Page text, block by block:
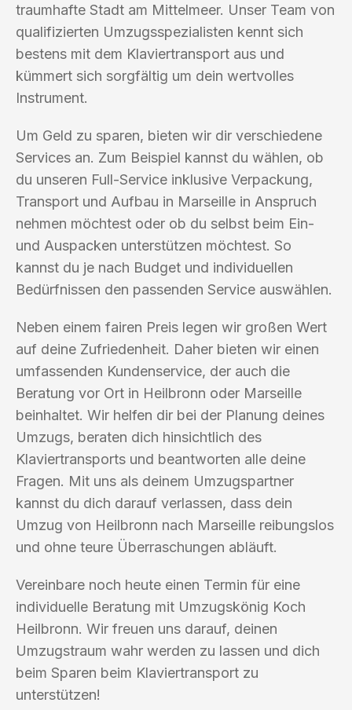
traumhafte Stadt am Mittelmeer. Unser Team von
qualifizierten Umzugsspezialisten kennt sich
bestens mit dem Klaviertransport aus und
kümmert sich sorgfältig um dein wertvolles
Instrument.
Um Geld zu sparen, bieten wir dir verschiedene
Services an. Zum Beispiel kannst du wählen, ob
du unseren Full-Service inklusive Verpackung,
Transport und Aufbau in Marseille in Anspruch
nehmen möchtest oder ob du selbst beim Ein-
und Auspacken unterstützen möchtest. So
kannst du je nach Budget und individuellen
Bedürfnissen den passenden Service auswählen.
Neben einem fairen Preis legen wir großen Wert
auf deine Zufriedenheit. Daher bieten wir einen
umfassenden Kundenservice, der auch die
Beratung vor Ort in Heilbronn oder Marseille
beinhaltet. Wir helfen dir bei der Planung deines
Umzugs, beraten dich hinsichtlich des
Klaviertransports und beantworten alle deine
Fragen. Mit uns als deinem Umzugspartner
kannst du dich darauf verlassen, dass dein
Umzug von Heilbronn nach Marseille reibungslos
und ohne teure Überraschungen abläuft.
Vereinbare noch heute einen Termin für eine
individuelle Beratung mit Umzugskönig Koch
Heilbronn. Wir freuen uns darauf, deinen
Umzugstraum wahr werden zu lassen und dich
beim Sparen beim Klaviertransport zu
unterstützen!